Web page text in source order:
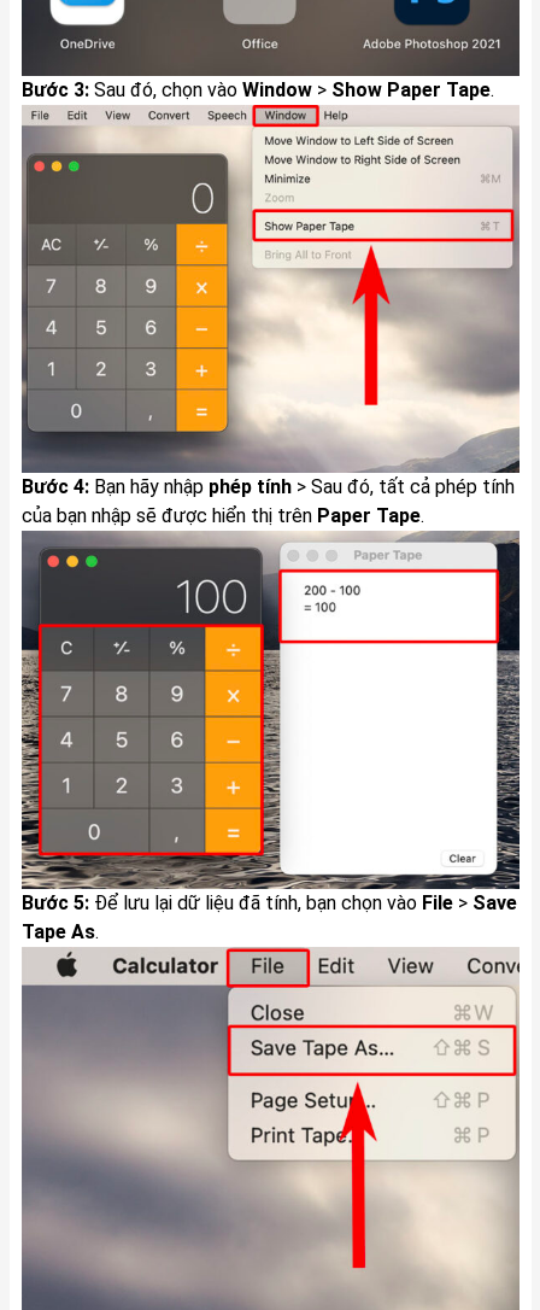
Bước 3:Sau đó, chọn vào Window> Show Paper Tape.
Bước 4:Bạn hãy nhập phép tính> Sau đó, tất cả phép tính
của bạn nhập sẽ được hiển thị trênPaper Tape.
Bước 5:Để lưu lại dữ liệu đã tính, bạn chọn vàoFile> Save
Tape As.